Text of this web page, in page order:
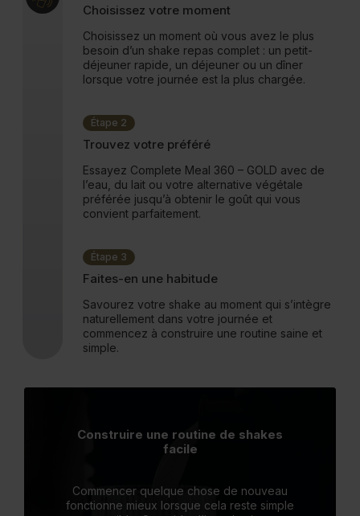
Choisissez votre moment
Choisissez un moment où vous avez le plus
besoin d’un shake repas complet : un petit-
déjeuner rapide, un déjeuner ou un dîner
lorsque votre journée est la plus chargée.
Étape 2
Trouvez votre préféré
Essayez Complete Meal 360 – GOLD avec de
l’eau, du lait ou votre alternative végétale
préférée jusqu’à obtenir le goût qui vous
convient parfaitement.
Étape 3
Faites-en une habitude
Savourez votre shake au moment qui s’intègre
naturellement dans votre journée et
commencez à construire une routine saine et
simple.
Construire une routine de shakes
facile
Commencer quelque chose de nouveau
fonctionne mieux lorsque cela reste simple